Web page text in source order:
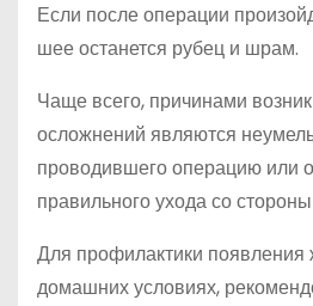
Если после операции
шее останется рубец и шрам.
Чаще всего, причинами
осложнений являются
проводившего операцию или
правильного ухода со
Для профилактики появления
домашних условиях,